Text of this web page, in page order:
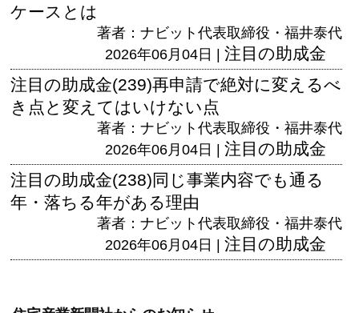
ケースとは
著者：ナビット代表取締役・福井泰代
2026年06月04日 | 注目の助成金
注目の助成金(239)再申請で絶対に変えるべ
き点と変えてはいけない点
著者：ナビット代表取締役・福井泰代
2026年06月04日 | 注目の助成金
注目の助成金(238)同じ事業内容でも通る
年・落ちる年がある理由
著者：ナビット代表取締役・福井泰代
2026年06月04日 | 注目の助成金